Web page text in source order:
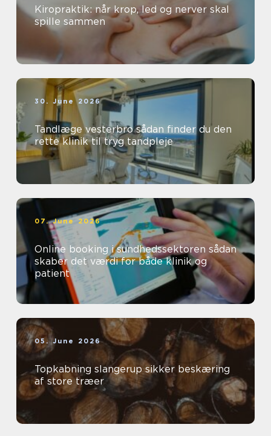
Kiropraktik: når krop, led og nerver skal
spille sammen
30. June 2026
Tandlæge vesterbro sådan finder du den
rette klinik til tryg tandpleje
07. June 2026
Online booking i sundhedssektoren sådan
skaber det værdi for både klinik og
patient
05. June 2026
Topkabning slangerup sikker beskæring
af store træer